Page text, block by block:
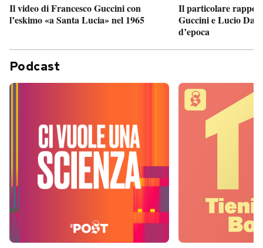
Il video di Francesco Guccini con
l’eskimo «a Santa Lucia» nel 1965
Il particolare
Guccini e Lucio
d’epoca
Podcast